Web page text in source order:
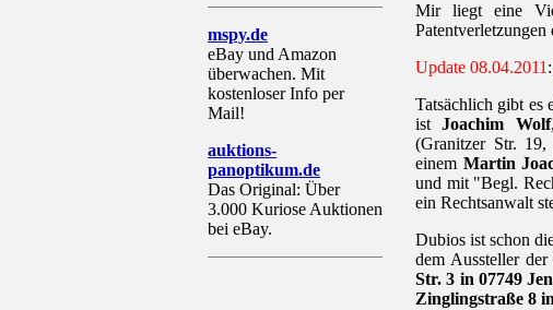
Mir liegt eine
Update 08.04.2011:
Tatsächlich gibt es
istJoachim Wolf
(Granitzer Str.
einem Martin
und mit "Begl.
ein Rechtsanwalt
Dubios ist schon
dem Aussteller
Str. 3 in 07749
Zinglingstraße 8
mspy.de
eBay und Amazon
überwachen. Mit
kostenloser Info per
Mail!
auktions-
panoptikum.de
Das Original: Über
3.000 Kuriose Auktionen
bei eBay.